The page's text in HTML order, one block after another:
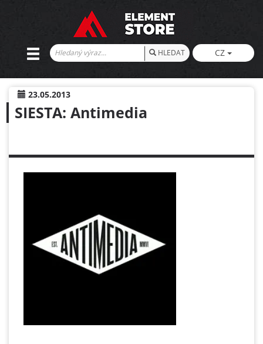
HLEDAT CZ
SIESTA: Antimedia
23.05.2013